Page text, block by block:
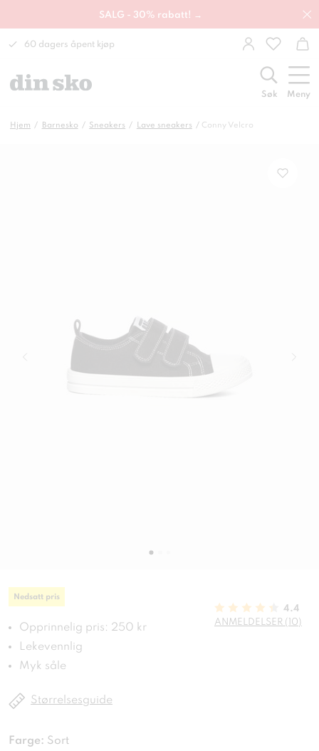
SALG - 30% rabatt! →
60 dagers åpent kjøp
Søk Meny
Hjem Barnesko Sneakers Lave sneakers Conny Velcro
Nedsatt pris
Opprinnelig pris: 250 kr
Lekevennlig
Myk såle
4.4
ANMELDELSER (10)
Størrelsesguide
Farge: Sort